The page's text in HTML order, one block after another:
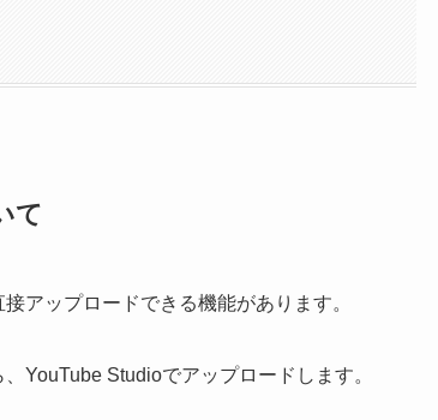
て
アップロードできる機能があります。
YouTube Studioでアップロードします。